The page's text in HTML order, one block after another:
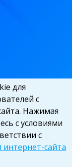
для
с
Нажимая
с условиями
с
сайта